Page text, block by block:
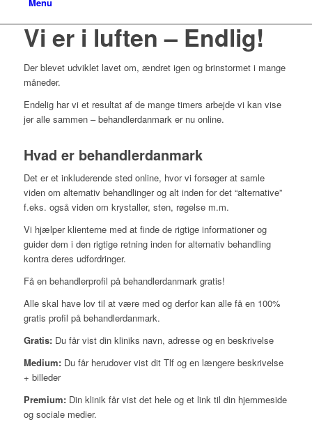
Vi er i luften – Endlig!
Der blevet udviklet lavet om, ændret igen og brinstormet i mange
måneder.
Endelig har vi et resultat af de mange timers arbejde vi kan vise
jer alle sammen – behandlerdanmark er nu online.
Hvad er behandlerdanmark
Det er et inkluderende sted online, hvor vi forsøger at samle
viden om alternativ behandlinger og alt inden for det “alternative”
f.eks. også viden om krystaller, sten, røgelse m.m.
Vi hjælper klienterne med at finde de rigtige informationer og
guider dem i den rigtige retning inden for alternativ behandling
kontra deres udfordringer.
Få en behandlerprofil på behandlerdanmark gratis!
Alle skal have lov til at være med og derfor kan alle få en 100%
gratis profil på behandlerdanmark.
Gratis:Du får vist din kliniks navn, adresse og en beskrivelse
Medium:Du får herudover vist dit Tlf og en længere beskrivelse
+ billeder
Premium:Din klinik får vist det hele og et link til din hjemmeside
og sociale medier.